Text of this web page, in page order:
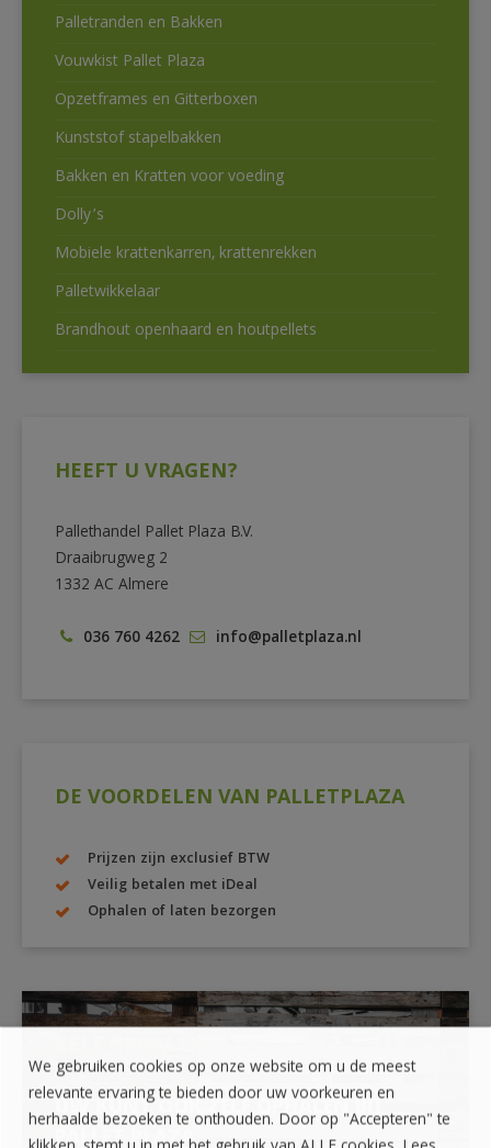
Palletranden en Bakken
Vouwkist Pallet Plaza
Opzetframes en Gitterboxen
Kunststof stapelbakken
Bakken en Kratten voor voeding
Dolly’s
Mobiele krattenkarren, krattenrekken
Palletwikkelaar
Brandhout openhaard en houtpellets
HEEFT U VRAGEN?
Pallethandel Pallet Plaza B.V.
Draaibrugweg 2
1332 AC Almere
036 760 4262 info@palletplaza.nl
DE VOORDELEN VAN PALLETPLAZA
Prijzen zijn exclusief BTW
Veilig betalen met iDeal
Ophalen of laten bezorgen
UW KUNT OOK ZELF OPHALEN BIJ
PALLET PLAZA
We gebruiken cookies op onze website om u de meest
relevante ervaring te bieden door uw voorkeuren en
herhaalde bezoeken te onthouden. Door op "Accepteren" te